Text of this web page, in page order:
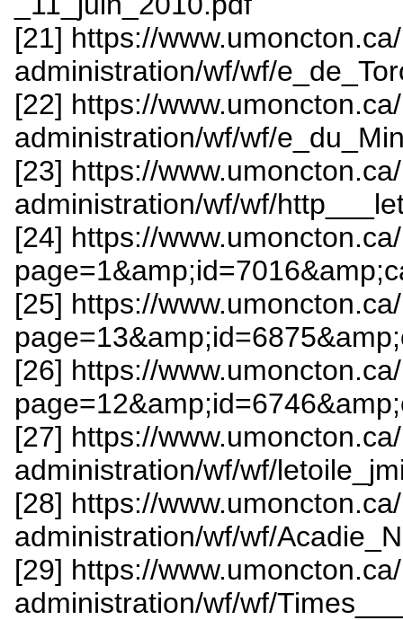
[21] https://
administration/wf/wf/
[22] https://
administration/wf/wf/
[23] https://
administration/wf/wf/
[24] https://
[25] https://
[26] https://
[27] https://
administration/wf/wf/
[28] https://
administration/wf/wf/
[29] https://
administration/wf/wf/